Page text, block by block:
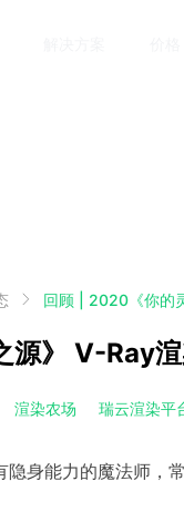
回顾 | 2020《你的
源》 V-Ray
渲染农场 瑞云渲染平
身能力的魔法师，